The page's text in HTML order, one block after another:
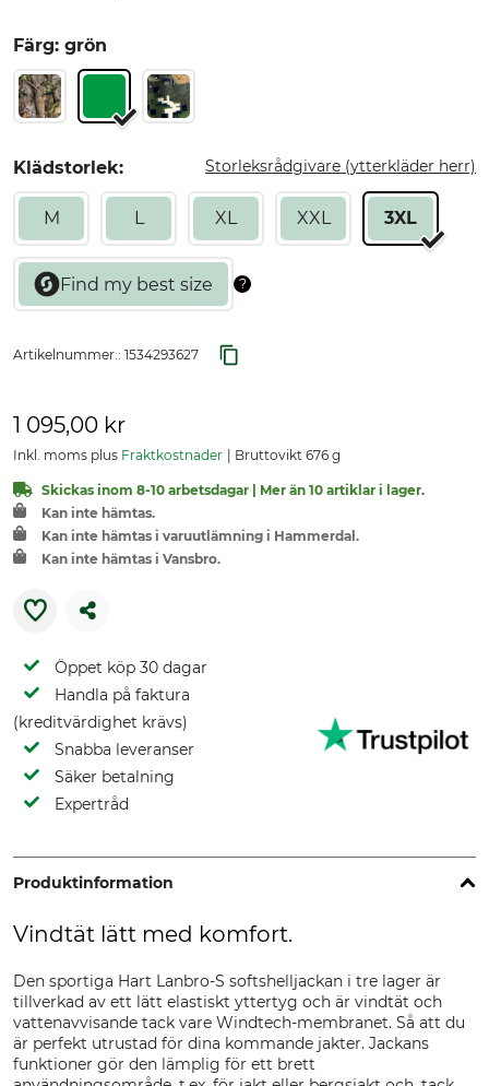
Färg: grön
Klädstorlek: Storleksrådgivare (ytterkläder herr)
M L XL XXL 3XL
Artikelnummer.: 1534293627
1 095,00 kr
Inkl. moms plus Fraktkostnader Bruttovikt 676 g
Skickas inom 8-10 arbetsdagar | Mer än 10 artiklar i lager.
Kan inte hämtas.
Kan inte hämtas i varuutlämning i Hammerdal.
Kan inte hämtas i Vansbro.
Öppet köp 30 dagar
Handla på faktura
(kreditvärdighet krävs)
Snabba leveranser
Säker betalning
Expertråd
Produktinformation
Vindtät lätt med komfort.
Den sportiga Hart Lanbro-S softshelljackan i tre lager är
tillverkad av ett lätt elastiskt yttertyg och är vindtät och
vattenavvisande tack vare Windtech-membranet. Så att du
är perfekt utrustad för dina kommande jakter. Jackans
funktioner gör den lämplig för ett brett